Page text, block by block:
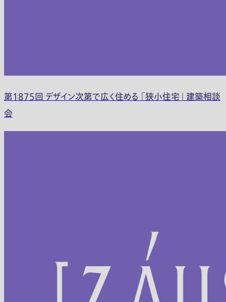
第1875回 デザイン次第で広く住める 「狭小住宅」 建築相談
会